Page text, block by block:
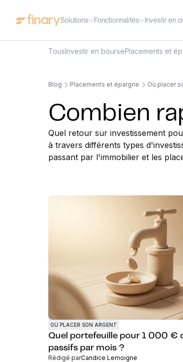
Solutions Fonctionnalités Investir en
TousInvestir en boursePlacements et
Blog Placements et épargne Où placer
Combien
Quel retour sur investissement
à travers différents types
passant par l'immobilier et les
OÙ PLACER SON ARGENT
Quel portefeuille pour 1 000 €
passifs par mois ?
Rédigé parCandice Lemoigne